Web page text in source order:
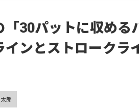
「30パットに収める
インとストロークラ
郎